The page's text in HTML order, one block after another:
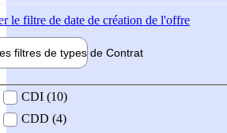
le filtre de date de création de l'offre
filtres de types de Contrat
contrat
CDI (10)
CDD (4)